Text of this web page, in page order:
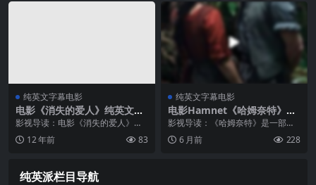
国。影片由「金刚狼」休·杰克曼首
次触...
纯英文字幕电影
电影《消失的爱人》纯英文字
幕高清MP4下载
影视导读：电影《消失的爱人》改
编自吉莉安·弗琳的同名畅销小说，
讲述了一个温情却又悬疑的故事：
恩...
12 年前 83
纯英文字幕电影
电影Hamnet《哈姆奈特》纯
英文字幕高清MP4下载
影视导读：《哈姆奈特》是一部将
个人哀恸与世界文学经典《哈姆雷
特》的诞生联系起来的历史剧情
6 月前 228
纯英派栏目导航